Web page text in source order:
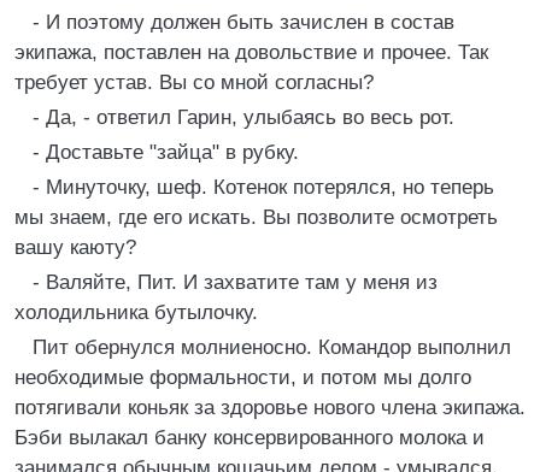
- И поэтому должен быть зачислен в состав
экипажа, поставлен на довольствие и прочее. Так
требует устав. Вы со мной согласны?
- Да, - ответил Гарин, улыбаясь во весь рот.
- Доставьте "зайца" в рубку.
- Минуточку, шеф. Котенок потерялся, но теперь
мы знаем, где его искать. Вы позволите осмотреть
вашу каюту?
- Валяйте, Пит. И захватите там у меня из
холодильника бутылочку.
Пит обернулся молниеносно. Командор выполнил
необходимые формальности, и потом мы долго
потягивали коньяк за здоровье нового члена экипажа.
Бэби вылакал банку консервированного молока и